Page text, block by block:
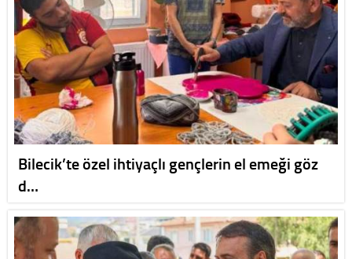
Bilecik’te özel ihtiyaçlı gençlerin el emeği göz
d…